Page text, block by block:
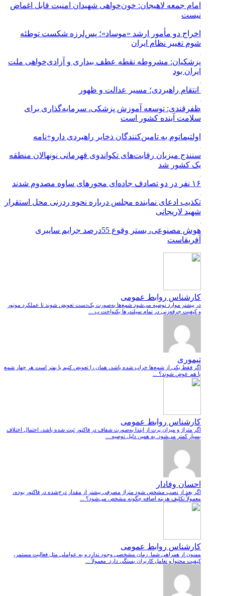
امام جمعه لاهیجان: خون‌خواهی شهیدان امنیت قابل اغماض
نیست
اخراج دو مأمور ارشد «موساد»؛ پس‌لرزه شکست توطئه
شوم تغییر نظام ایران
پزشکیان: مشروطه نقطه عطف بیداری و آزادی‌خواهی ملت
ایران بود
انتقام راهبردی؛ مسیر عدالت و ظهور
ظفرقندی: توسعه آموزش پزشکی، سرمایه‌گذاری برای
سلامت آینده کشور است
اولتیماتوم به تامین‌کنندگان ذخایر راهبردی دارو+نامه
سنندج میزبان رقابت‌های تکواندوی قهرمانی نونهالان منطقه
یک کشور شد
۱۶ نفر در دو تصادف جاده‌ای محورهای ساوه مصدوم شدند
تکذیب ادعای نماینده مجلس درباره نحوه ردزنی محل استقرار
شهید لاریجانی
هوش مصنوعی، بستر وقوع 55درصد جرایم سایبری
آفریقاست
کارشناس روابط عمومی
در بیشتر موارد توصیه می‌شود شمع‌ها به‌صورت یک‌دست تعویض شوند تا عملکرد موتور
و کیفیت جرقه‌زنی در تمام سیلندرها یکنواخت ب ...
تیموری
اگر فقط یکی از شمع‌ها خراب شده باشد، همان را تعویض کنیم یا بهتر است هر چهار شمع
با هم عوض شوند؟ ...
کارشناس روابط عمومی
اگر متراژ و میزان پرت از ابتدا به‌صورت شفاف در فاکتور ثبت شده باشد، احتمال اختلاف
بسیار کمتر می‌شود. به همین دلیل توصیه ...
احسان وفادار
اگر بعد از نصب مشخص شود متراژ مصرفی بیشتر از مقدار درج‌شده در فاکتور بوده،
معمولاً تکلیف هزینه اضافه چگونه مشخص می‌شود؟ ...
کارشناس روابط عمومی
ممنون از همراهی شما. زمان مشخصی وجود ندارد و به عواملی مثل فعالیت مستمر،
کیفیت محتوا و تعامل کاربران بستگی دارد. معمولاً ...